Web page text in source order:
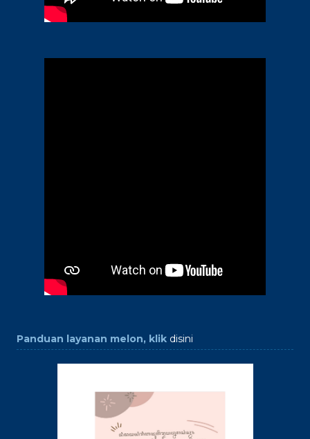
Panduan layanan melon, klik disini